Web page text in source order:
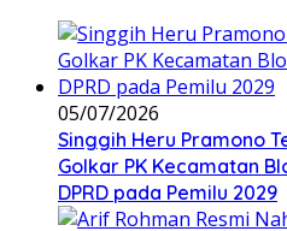
05/07/2026
Singgih Heru Pramono
Golkar PK Kecamatan
DPRD pada Pemilu 2029